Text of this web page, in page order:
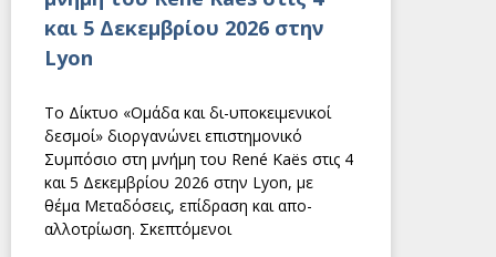
και 5 Δεκεμβρίου 2026 στην
Lyon
Το Δίκτυο «Ομάδα και δι-υποκειμενικοί
δεσμοί» διοργανώνει επιστημονικό
Συμπόσιο στη μνήμη του René Kaës στις 4
και 5 Δεκεμβρίου 2026 στην Lyon, με
θέμα Μεταδόσεις, επίδραση και απο-
αλλοτρίωση. Σκεπτόμενοι